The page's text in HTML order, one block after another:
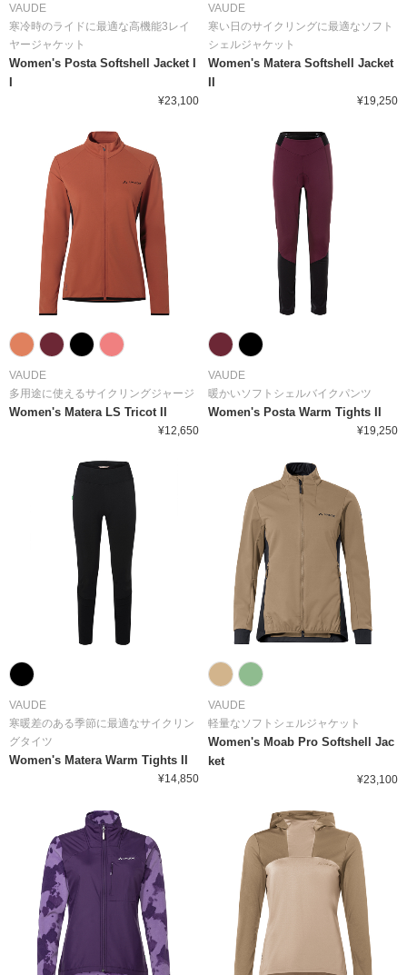
VAUDE
寒冷時のライドに最適な高機能3レイ
ヤージャケット
Women's Posta Softshell Jacket I
¥23,100
VAUDE
寒い日のサイクリングに最適なソフト
シェルジャケット
Women's Matera Softshell Jacket
¥19,250
VAUDE
多用途に使えるサイクリングジャージ
Women's Matera LS Tricot II
¥12,650
VAUDE
暖かいソフトシェルバイクパンツ
Women's Posta Warm Tights II
¥19,250
VAUDE
寒暖差のある季節に最適なサイクリン
グタイツ
Women's Matera Warm Tights II
¥14,850
VAUDE
軽量なソフトシェルジャケット
Women's Moab Pro Softshell Jac
ket
¥23,100